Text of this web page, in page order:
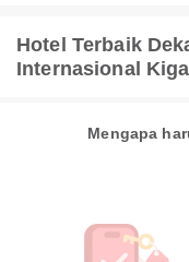
Hotel Terbaik
Internasional
Mengapa